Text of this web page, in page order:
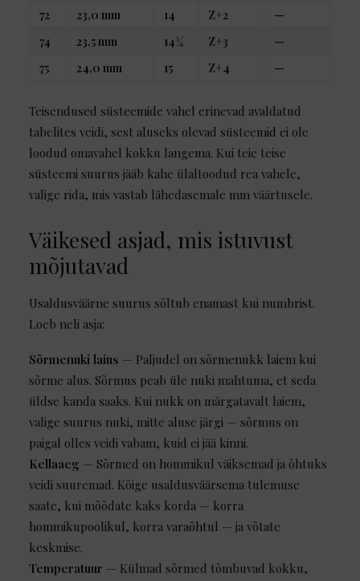
72
23,0 mm 14 Z+2
—
74
23,5 mm 14¾ Z+3
—
75
24,0 mm 15 Z+4 —
Teisendused süsteemide vahel erinevad avaldatud
tabelites veidi, sest aluseks olevad süsteemid ei ole
loodud omavahel kokku langema. Kui teie teise
süsteemi suurus jääb kahe ülaltoodud rea vahele,
valige rida, mis vastab lähedasemale mm väärtusele.
Väikesed asjad, mis istuvust
mõjutavad
Usaldusväärne suurus sõltub enamast kui numbrist.
Loeb neli asja:
Sõrmenuki laius — Paljudel on sõrmenukk laiem kui
sõrme alus. Sõrmus peab üle nuki mahtuma, et seda
üldse kanda saaks. Kui nukk on märgatavalt laiem,
valige suurus nuki, mitte aluse järgi — sõrmus on
paigal olles veidi vabam, kuid ei jää kinni.
Kellaaeg — Sõrmed on hommikul väiksemad ja õhtuks
veidi suuremad. Kõige usaldusväärsema tulemuse
saate, kui mõõdate kaks korda — korra
hommikupoolikul, korra varaõhtul — ja võtate
keskmise.
Temperatuur — Külmad sõrmed tõmbuvad kokku,